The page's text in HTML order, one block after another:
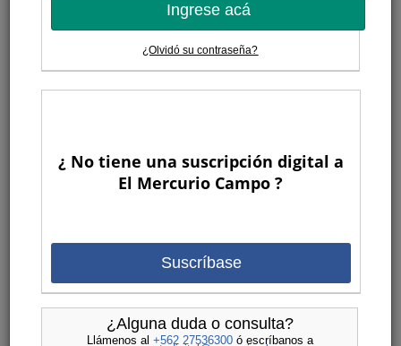
Ingrese acá
¿Olvidó su contraseña?
¿ No tiene una suscripción digital a
El Mercurio Campo ?
Suscríbase
¿Alguna duda o consulta?
Llámenos al +562 27536300ó escríbanos a